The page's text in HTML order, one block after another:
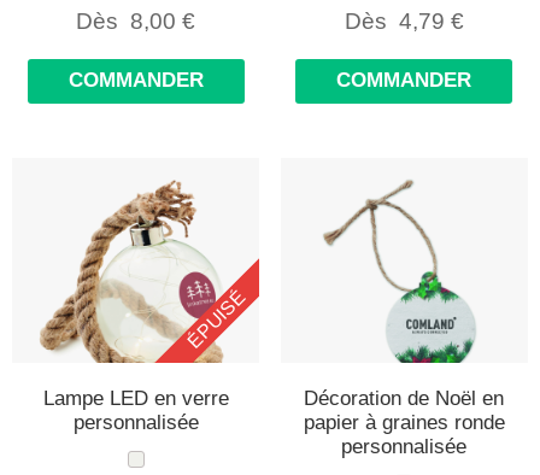
Dès 8,00 €
COMMANDER
Dès 4,79 €
COMMANDER
ÉPUISÉ
Lampe LED en verre
personnalisée
Décoration de Noël en
papier à graines ronde
personnalisée